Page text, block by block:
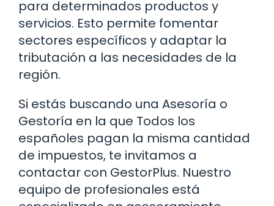
para determinados productos y
servicios. Esto permite fomentar
sectores específicos y adaptar la
tributación a las necesidades de la
región.
Si estás buscando una Asesoría o
Gestoría en la que Todos los
españoles pagan la misma cantidad
de impuestos, te invitamos a
contactar con GestorPlus. Nuestro
equipo de profesionales está